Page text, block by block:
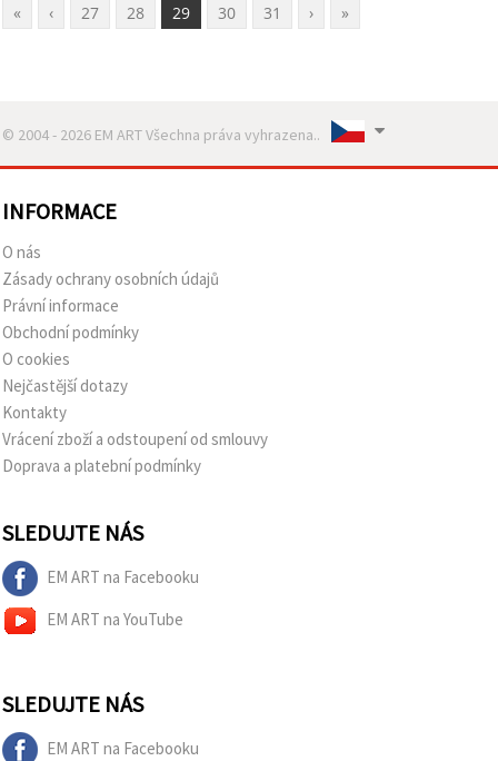
« ‹ 27 28 29 30 31 › »
© 2004 - 2026 EM ART Všechna práva vyhrazena..
INFORMACE
O nás
Zásady ochrany osobních údajů
Právní informace
Obchodní podmínky
O cookies
Nejčastější dotazy
Kontakty
Vrácení zboží a odstoupení od smlouvy
Doprava a platební podmínky
SLEDUJTE NÁS
EM ART na Facebooku
EM ART na YouTube
SLEDUJTE NÁS
EM ART na Facebooku